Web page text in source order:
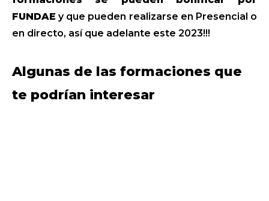
FUNDAE y que pueden realizarse en Presencial o
en directo, así que adelante este 2023!!!
Algunas de las formaciones que
te podrían interesar